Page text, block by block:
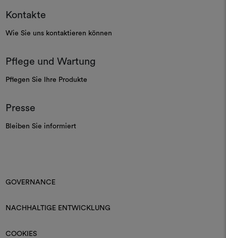
Kontakte
Wie Sie uns kontaktieren können
Pflege und Wartung
Pflegen Sie Ihre Produkte
Presse
Bleiben Sie informiert
GOVERNANCE
NACHHALTIGE ENTWICKLUNG
COOKIES